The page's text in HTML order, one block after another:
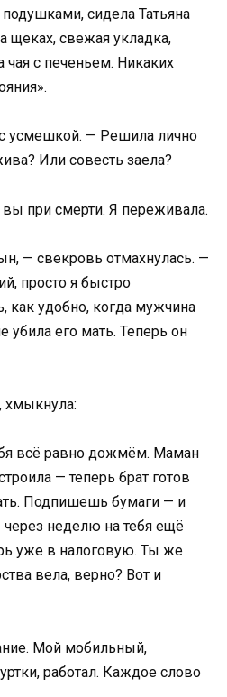
сидела Татьяна
щеках, свежая укладка,
чая с печеньем. Никаких
усмешкой. — Решила лично
Или совесть заела?
при смерти. Я переживала.
— свекровь отмахнулась. —
просто я быстро
как удобно, когда мужчина
убила его мать. Теперь он
хмыкнула:
всё равно дожмём. Маман
— теперь брат готов
Подпишешь бумаги — и
неделю на тебя ещё
уже в налоговую. Ты же
вела, верно? Вот и
Мой мобильный,
работал. Каждое слово